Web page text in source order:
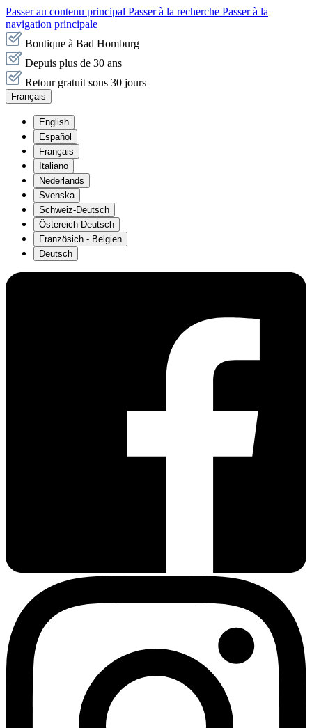
Passer au contenu principal Passer à la recherche Passer à la
navigation principale
Boutique à Bad Homburg
Depuis plus de 30 ans
Retour gratuit sous 30 jours
Français
English
Español
Français
Italiano
Nederlands
Svenska
Schweiz-Deutsch
Östereich-Deutsch
Französich - Belgien
Deutsch